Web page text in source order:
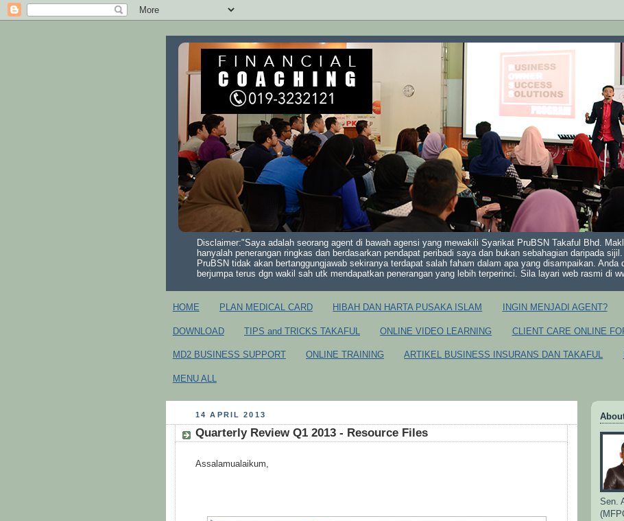
Disclaimer:"Saya adalah seorang agent di bawah agensi yang mewakili Syarikat PruBSN Takaful Bhd.
hanyalah penerangan ringkas dan berdasarkan pendapat peribadi saya dan bukan sebahagian daripada
PruBSN tidak akan bertanggungjawab sekiranya terdapat salah faham dalam apa yang disampaikan. Anda
berjumpa terus dgn wakil sah utk mendapatkan penerangan yang lebih terperinci. Sila layari web rasmi di
HOME PLAN MEDICAL CARD HIBAH DAN HARTA PUSAKA ISLAM INGIN MENJADI AGENT?
DOWNLOAD TIPS and TRICKS TAKAFUL ONLINE VIDEO LEARNING CLIENT CARE ONLINE
MD2 BUSINESS SUPPORT ONLINE TRAINING ARTIKEL BUSINESS INSURANS DAN TAKAFUL
MENU ALL
14 APRIL 2013
Quarterly Review Q1 2013 - Resource Files
Assalamualaikum,
Sen.